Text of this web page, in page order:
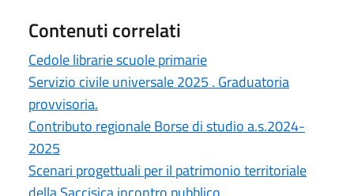
Contenuti correlati
Cedole librarie scuole primarie
Servizio civile universale 2025 . Graduatoria
provvisoria.
Contributo regionale Borse di studio a.s.2024-
2025
Scenari progettuali per il patrimonio territoriale